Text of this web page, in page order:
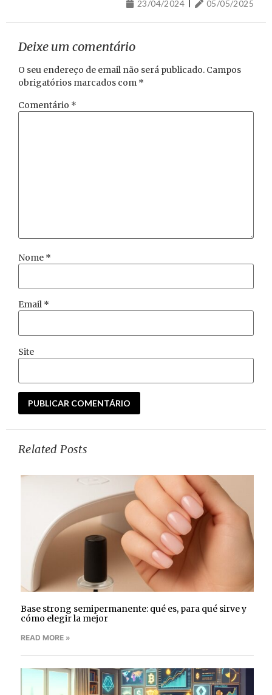
23/04/2024 05/05/2025
Deixe um comentário
O seu endereço de email não será publicado. Campos
obrigatórios marcados com *
Comentário *
Nome *
Email *
Site
Related Posts
Base strong semipermanente: qué es, para qué sirve y
cómo elegir la mejor
READ MORE »